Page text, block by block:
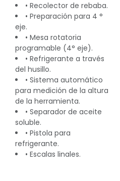
• Recolector de rebaba.
• Preparación para 4 °
eje.
• Mesa rotatoria
programable (4° eje).
• Refrigerante a través
del husillo.
• Sistema automático
para medición de la altura
de la herramienta.
• Separador de aceite
soluble.
• Pistola para
refrigerante.
• Escalas linales.